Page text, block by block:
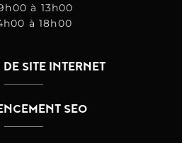
à 13h00
à 18h00
SITE INTERNET
SEO